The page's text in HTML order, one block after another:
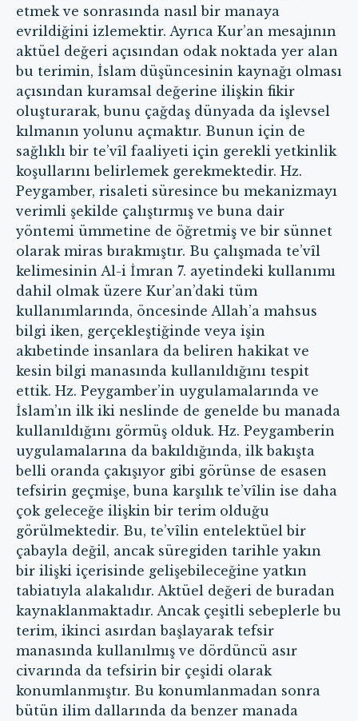
etmek ve sonrasında nasıl bir manaya
evrildiğini izlemektir. Ayrıca Kur’an mesajının
aktüel değeri açısından odak noktada yer alan
bu terimin, İslam düşüncesinin kaynağı olması
açısından kuramsal değerine ilişkin fikir
oluşturarak, bunu çağdaş dünyada da işlevsel
kılmanın yolunu açmaktır. Bunun için de
sağlıklı bir te’vîl faaliyeti için gerekli yetkinlik
koşullarını belirlemek gerekmektedir. Hz.
Peygamber, risaleti süresince bu mekanizmayı
verimli şekilde çalıştırmış ve buna dair
yöntemi ümmetine de öğretmiş ve bir sünnet
olarak miras bırakmıştır. Bu çalışmada te’vîl
kelimesinin Al-i İmran 7. ayetindeki kullanımı
dahil olmak üzere Kur’an’daki tüm
kullanımlarında, öncesinde Allah’a mahsus
bilgi iken, gerçekleştiğinde veya işin
akıbetinde insanlara da beliren hakikat ve
kesin bilgi manasında kullanıldığını tespit
ettik. Hz. Peygamber’in uygulamalarında ve
İslam’ın ilk iki neslinde de genelde bu manada
kullanıldığını görmüş olduk. Hz. Peygamberin
uygulamalarına da bakıldığında, ilk bakışta
belli oranda çakışıyor gibi görünse de esasen
tefsirin geçmişe, buna karşılık te’vîlin ise daha
çok geleceğe ilişkin bir terim olduğu
görülmektedir. Bu, te’vîlin entelektüel bir
çabayla değil, ancak süregiden tarihle yakın
bir ilişki içerisinde gelişebileceğine yatkın
tabiatıyla alakalıdır. Aktüel değeri de buradan
kaynaklanmaktadır. Ancak çeşitli sebeplerle bu
terim, ikinci asırdan başlayarak tefsir
manasında kullanılmış ve dördüncü asır
civarında da tefsirin bir çeşidi olarak
konumlanmıştır. Bu konumlanmadan sonra
bütün ilim dallarında da benzer manada